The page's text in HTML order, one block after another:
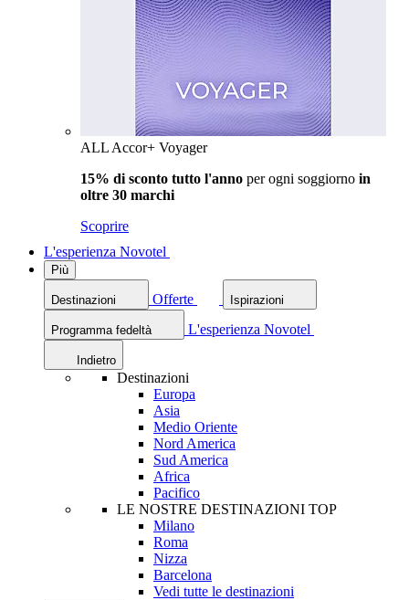
ALL Accor+ Voyager
15% di sconto tutto l'anno per ogni soggiorno in
oltre 30 marchi
Scoprire
L'esperienza Novotel
Più
Destinazioni Offerte Ispirazioni
Programma fedeltà L'esperienza Novotel
Indietro
Destinazioni
Europa
Asia
Medio Oriente
Nord America
Sud America
Africa
Pacifico
LE NOSTRE DESTINAZIONI TOP
Milano
Roma
Nizza
Barcelona
Vedi tutte le destinazioni